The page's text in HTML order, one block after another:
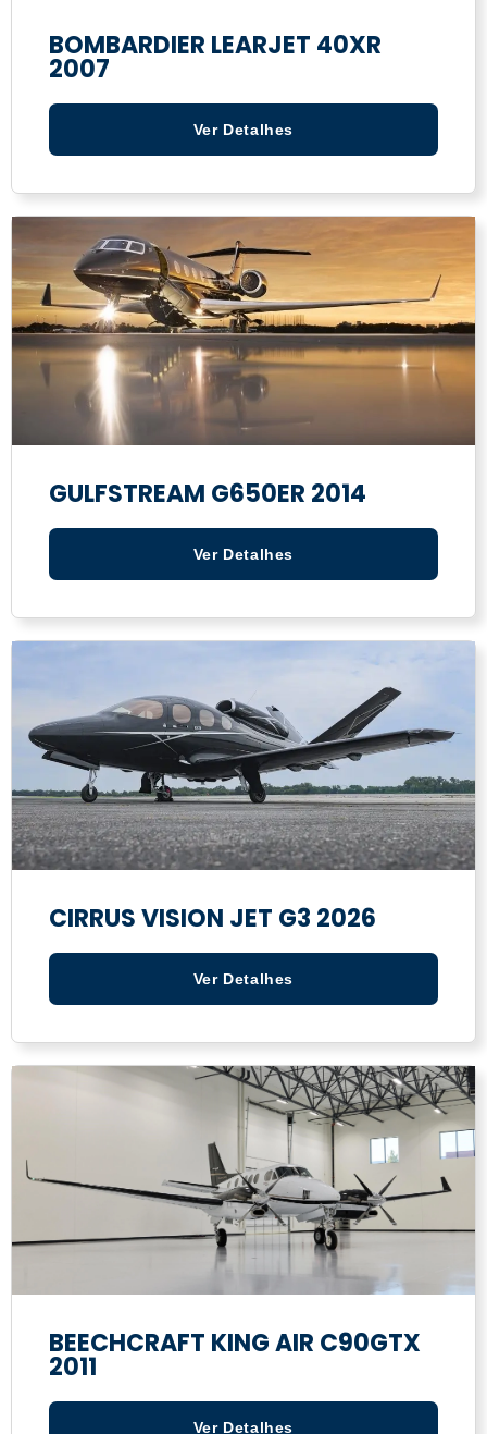
BOMBARDIER LEARJET 40XR
2007
Ver Detalhes
GULFSTREAM G650ER 2014
Ver Detalhes
CIRRUS VISION JET G3 2026
Ver Detalhes
BEECHCRAFT KING AIR C90GTX
2011
Ver Detalhes